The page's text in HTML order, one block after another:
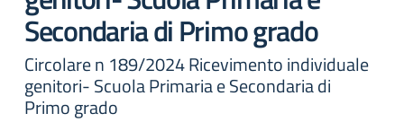
Secondaria di Primo grado
Circolare n 189/2024 Ricevimento individuale
genitori- Scuola Primaria e Secondaria di
Primo grado